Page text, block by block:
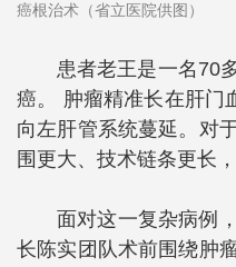
癌根治术（省立医院供图）
患者老王是一名70
癌。 肿瘤精准长在肝门
向左肝管系统蔓延。对
围更大、技术链条更长
面对这一复杂病例
长陈实团队术前围绕肿